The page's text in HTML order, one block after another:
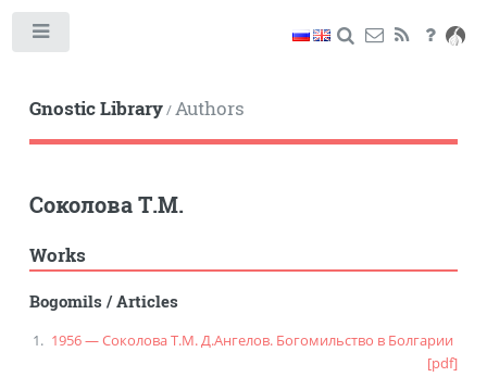
Gnostic Library/Authors
Соколова Т.М.
Works
Bogomils/Articles
1956 — Соколова Т.М. Д.Ангелов. Богомильство в Болгарии
[pdf]